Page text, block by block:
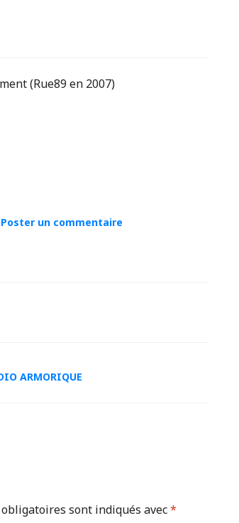
(Rue89 en 2007)
Poster un commentaire
ARMORIQUE
obligatoires sont indiqués avec*